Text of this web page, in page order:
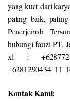
yang kuat dari
paling baik, paling
Penerjemah
hubungi fauzi PT.
xl :
+6281290434111
Kontak Kami: